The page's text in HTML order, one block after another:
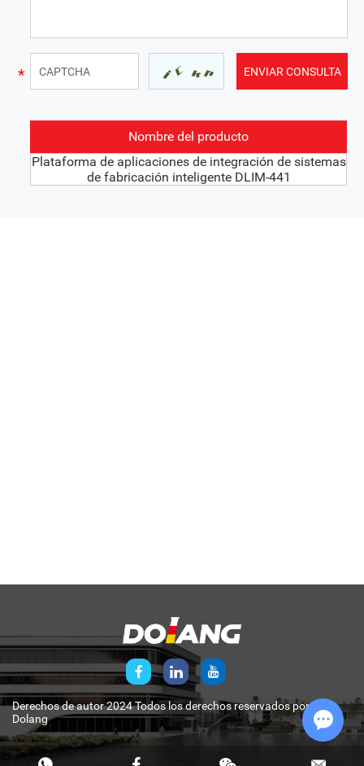
Nombre del producto
Plataforma de aplicaciones de integración de sistemas
de fabricación inteligente DLIM-441
Derechos de autor 2024 Todos los derechos reservados por
Dolang